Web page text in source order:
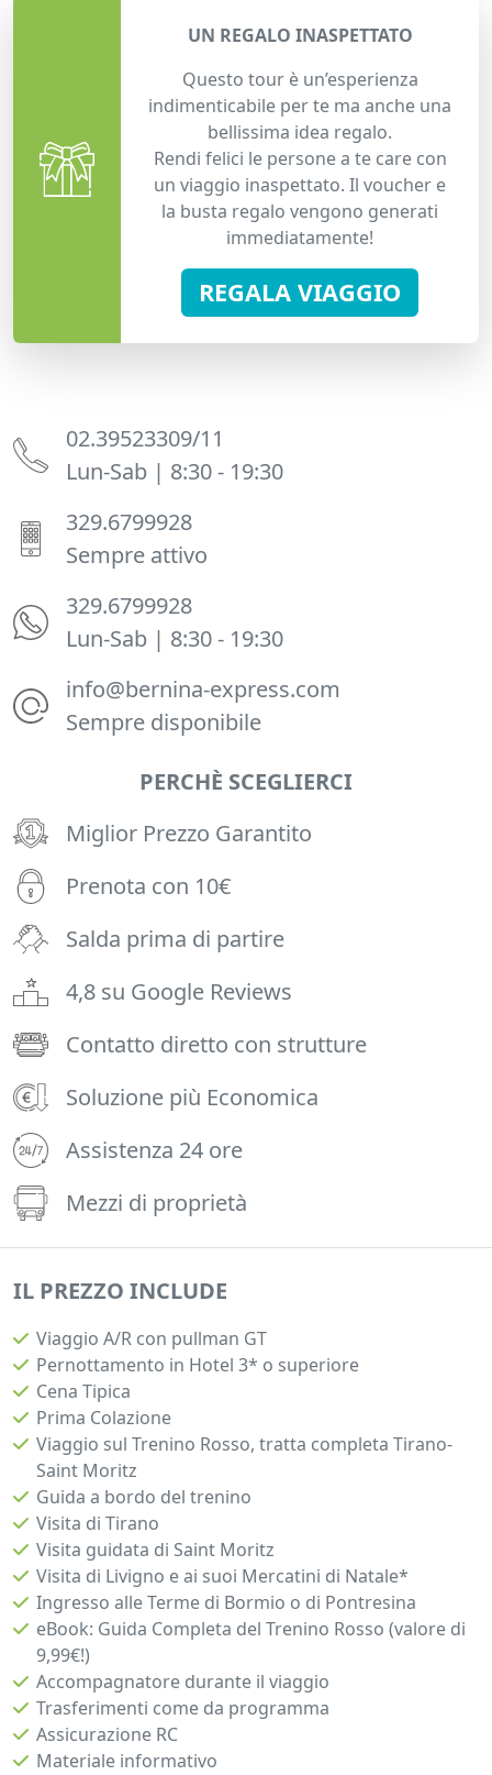
UN REGALO INASPETTATO
Questo tour è un’esperienza
indimenticabile per te ma anche una
bellissima idea regalo.
Rendi felici le persone a te care con
un viaggio inaspettato. Il voucher e
la busta regalo vengono generati
immediatamente!
REGALA VIAGGIO
02.39523309/11
Lun-Sab | 8:30 - 19:30
329.6799928
Sempre attivo
329.6799928
Lun-Sab | 8:30 - 19:30
info@bernina-express.com
Sempre disponibile
PERCHÈ SCEGLIERCI
Miglior Prezzo Garantito
Prenota con 10€
Salda prima di partire
4,8 su Google Reviews
Contatto diretto con strutture
Soluzione più Economica
Assistenza 24 ore
Mezzi di proprietà
IL PREZZO INCLUDE
Viaggio A/R con pullman GT
Pernottamento in Hotel 3* o superiore
Cena Tipica
Prima Colazione
Viaggio sul Trenino Rosso, tratta completa Tirano-
Saint Moritz
Guida a bordo del trenino
Visita di Tirano
Visita guidata di Saint Moritz
Visita di Livigno e ai suoi Mercatini di Natale*
Ingresso alle Terme di Bormio o di Pontresina
eBook: Guida Completa del Trenino Rosso (valore di
9,99€!)
Accompagnatore durante il viaggio
Trasferimenti come da programma
Assicurazione RC
Materiale informativo